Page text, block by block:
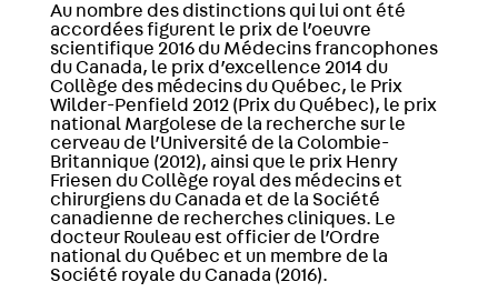
Au nombre des distinctions qui lui ont été
accordées figurent le prix de l’oeuvre
scientifique 2016 du Médecins francophones
du Canada, le prix d’excellence 2014 du
Collège des médecins du Québec, le Prix
Wilder-Penfield 2012 (Prix du Québec), le prix
national Margolese de la recherche sur le
cerveau de l’Université de la Colombie-
Britannique (2012), ainsi que le prix Henry
Friesen du Collège royal des médecins et
chirurgiens du Canada et de la Société
canadienne de recherches cliniques. Le
docteur Rouleau est officier de l’Ordre
national du Québec et un membre de la
Société royale du Canada (2016).